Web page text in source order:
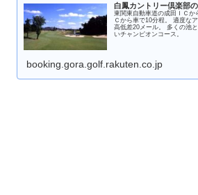
白鳳カントリー倶楽部
東関東自動車道の成田ＩＣか
Ｃから車で10分程。 適度な
高低差20メール。 多くの池
いチャンピオンコース。
booking.gora.golf.rakuten.co.jp